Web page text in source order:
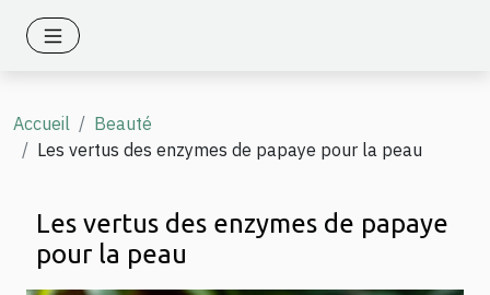
Accueil
Beauté
Les vertus des enzymes de papaye pour la peau
Les vertus des enzymes de papaye
pour la peau